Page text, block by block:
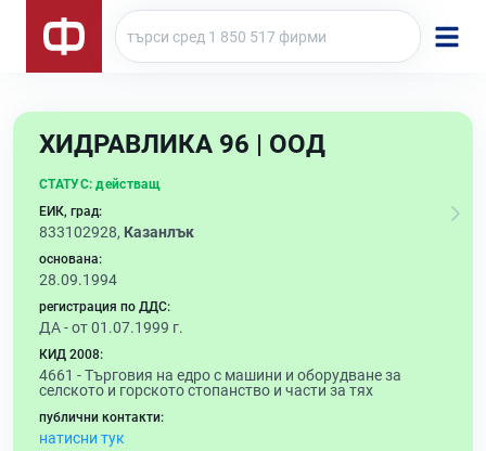
ХИДРАВЛИКА 96 | ООД
СТАТУС: действащ
ЕИК, град:
833102928, Казанлък
основана:
28.09.1994
регистрация по ДДС:
ДА - от 01.07.1999 г.
КИД 2008:
4661 -Търговия на едро с машини и оборудване за
селското и горското стопанство и части за тях
публични контакти:
натисни тук